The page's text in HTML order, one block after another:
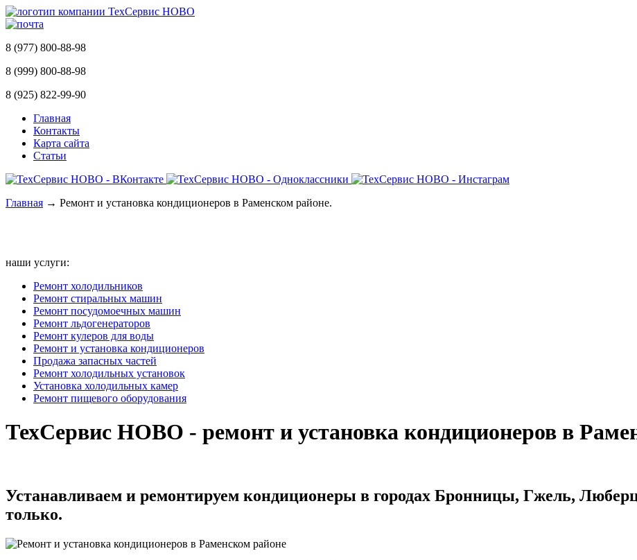
8 (977) 800-88-98
8 (999) 800-88-98
8 (925) 822-99-90
Главная
Контакты
Карта сайта
Статьи
Главная → Ремонт и установка кондиционеров в Раменском районе.
наши услуги:
Ремонт холодильников
Ремонт стиральных машин
Ремонт посудомоечных машин
Ремонт льдогенераторов
Ремонт кулеров для воды
Ремонт и установка кондиционеров
Продажа запасных частей
Ремонт холодильных установок
Установка холодильных камер
Ремонт пищевого оборудования
ТехСервис НОВО - ремонт и установка кондиционеров в
Устанавливаем и ремонтируем кондиционеры в городах Бронницы, Гжель,
только.